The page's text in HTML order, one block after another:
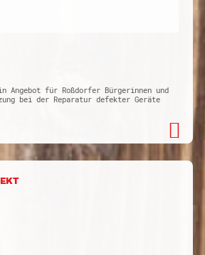
Angebot für Roßdorfer Bürgerinnen und
bei der Reparatur defekter Geräte